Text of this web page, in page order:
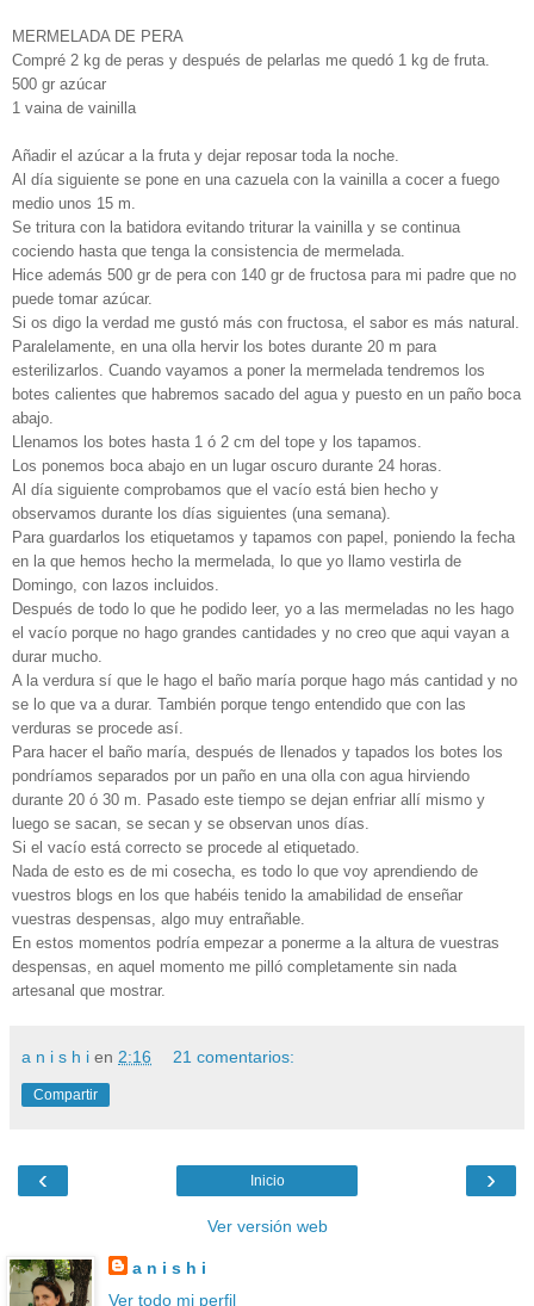
MERMELADA DE PERA
Compré 2 kg de peras y después de pelarlas me quedó 1 kg de fruta.
500 gr azúcar
1 vaina de vainilla
Añadir el azúcar a la fruta y dejar reposar toda la noche.
Al día siguiente se pone en una cazuela con la vainilla a cocer a fuego
medio unos 15 m.
Se tritura con la batidora evitando triturar la vainilla y se continua
cociendo hasta que tenga la consistencia de mermelada.
Hice además 500 gr de pera con 140 gr de fructosa para mi padre que no
puede tomar azúcar.
Si os digo la verdad me gustó más con fructosa, el sabor es más natural.
Paralelamente, en una olla hervir los botes durante 20 m para
esterilizarlos. Cuando vayamos a poner la mermelada tendremos los
botes calientes que habremos sacado del agua y puesto en un paño boca
abajo.
Llenamos los botes hasta 1 ó 2 cm del tope y los tapamos.
Los ponemos boca abajo en un lugar oscuro durante 24 horas.
Al día siguiente comprobamos que el vacío está bien hecho y
observamos durante los días siguientes (una semana).
Para guardarlos los etiquetamos y tapamos con papel, poniendo la fecha
en la que hemos hecho la mermelada, lo que yo llamo vestirla de
Domingo, con lazos incluidos.
Después de todo lo que he podido leer, yo a las mermeladas no les hago
el vacío porque no hago grandes cantidades y no creo que aqui vayan a
durar mucho.
A la verdura sí que le hago el baño maría porque hago más cantidad y no
se lo que va a durar. También porque tengo entendido que con las
verduras se procede así.
Para hacer el baño maría, después de llenados y tapados los botes los
pondríamos separados por un paño en una olla con agua hirviendo
durante 20 ó 30 m. Pasado este tiempo se dejan enfriar allí mismo y
luego se sacan, se secan y se observan unos días.
Si el vacío está correcto se procede al etiquetado.
Nada de esto es de mi cosecha, es todo lo que voy aprendiendo de
vuestros blogs en los que habéis tenido la amabilidad de enseñar
vuestras despensas, algo muy entrañable.
En estos momentos podría empezar a ponerme a la altura de vuestras
despensas, en aquel momento me pilló completamente sin nada
artesanal que mostrar.
a n i s h i en 2:16 21 comentarios:
Compartir
‹ ›
Inicio
Ver versión web
a n i s h i
Ver todo mi perfil